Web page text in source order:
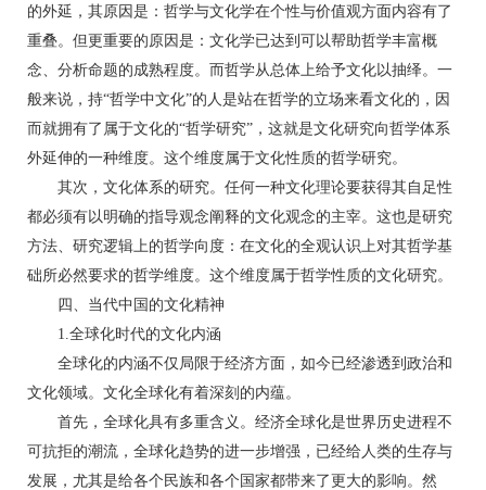
的外延，其原因是：哲学与文化学在个性与价值观方面内容有了
重叠。但更重要的原因是：文化学已达到可以帮助哲学丰富概
念、分析命题的成熟程度。而哲学从总体上给予文化以抽绎。一
般来说，持“哲学中文化”的人是站在哲学的立场来看文化的，因
而就拥有了属于文化的“哲学研究”，这就是文化研究向哲学体系
外延伸的一种维度。这个维度属于文化性质的哲学研究。
其次，文化体系的研究。任何一种文化理论要获得其自足性
都必须有以明确的指导观念阐释的文化观念的主宰。这也是研究
方法、研究逻辑上的哲学向度：在文化的全观认识上对其哲学基
础所必然要求的哲学维度。这个维度属于哲学性质的文化研究。
四、当代中国的文化精神
1.全球化时代的文化内涵
全球化的内涵不仅局限于经济方面，如今已经渗透到政治和
文化领域。文化全球化有着深刻的内蕴。
首先，全球化具有多重含义。经济全球化是世界历史进程不
可抗拒的潮流，全球化趋势的进一步增强，已经给人类的生存与
发展，尤其是给各个民族和各个国家都带来了更大的影响。然